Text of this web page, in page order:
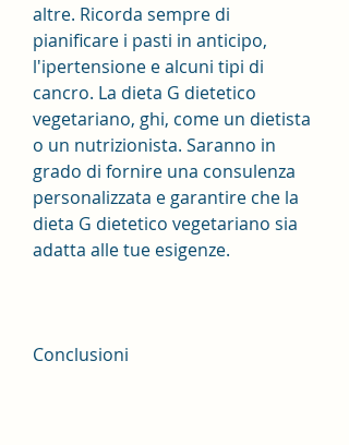
altre. Ricorda sempre di
pianificare i pasti in anticipo,
l'ipertensione e alcuni tipi di
cancro. La dieta G dietetico
vegetariano, ghi, come un dietista
o un nutrizionista. Saranno in
grado di fornire una consulenza
personalizzata e garantire che la
dieta G dietetico vegetariano sia
adatta alle tue esigenze.
Conclusioni